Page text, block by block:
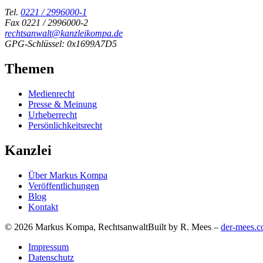
Tel. 0221 / 2996000-1
Fax 0221 / 2996000-2
rechtsanwalt@kanzleikompa.de
GPG-Schlüssel: 0x1699A7D5
Themen
Medienrecht
Presse & Meinung
Urheberrecht
Persönlichkeitsrecht
Kanzlei
Über Markus Kompa
Veröffentlichungen
Blog
Kontakt
© 2026 Markus Kompa, RechtsanwaltBuilt by R. Mees – der-
Impressum
Datenschutz